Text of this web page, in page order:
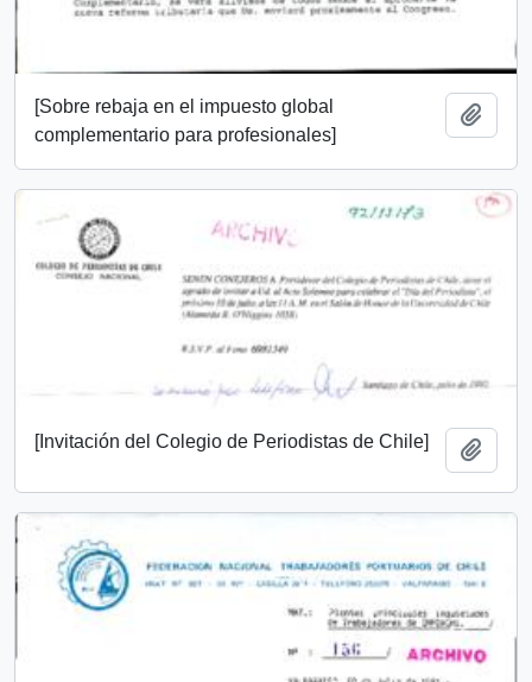
[Sobre rebaja en el impuesto global
complementario para profesionales]
[Invitación del Colegio de Periodistas de Chile]